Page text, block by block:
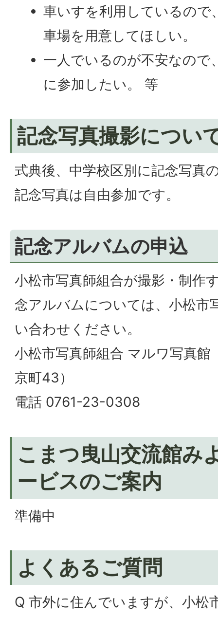
車いすを利用しているので
車場を用意してほしい。
一人でいるのが不安なので
に参加したい。 等
記念写真撮影につい
式典後、中学校区別に記念写真
記念写真は自由参加です。
記念アルバムの申込
小松市写真師組合が撮影・制作
念アルバムについては、小松市
い合わせください。
小松市写真師組合 マルワ写真
京町43）
電話 0761-23-0308
こまつ曳山交流館み
ービスのご案内
準備中
よくあるご質問
Q 市外に住んでいますが、小松